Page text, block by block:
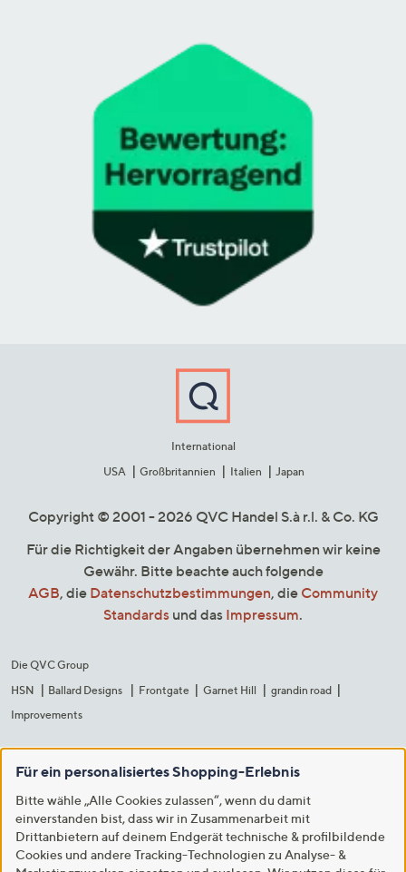
International
USA
Großbritannien Italien Japan
Copyright © 2001 - 2026 QVC Handel S.à r.l. & Co. KG
Für die Richtigkeit der Angaben übernehmen wir keine
Gewähr. Bitte beachte auch folgende
AGB, die Datenschutzbestimmungen, die Community
Standards und das Impressum.
Die QVC Group
HSN
Ballard Designs Frontgate Garnet Hill
grandin road
Improvements
Für ein personalisiertes Shopping-Erlebnis
Bitte wähle „Alle Cookies zulassen“, wenn du damit
einverstanden bist, dass wir in Zusammenarbeit mit
Drittanbietern auf deinem Endgerät technische & profilbildende
Cookies und andere Tracking-Technologien zu Analyse- &